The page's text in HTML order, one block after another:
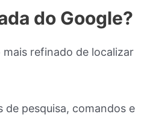
do Google?
refinado de localizar
de pesquisa, comandos e